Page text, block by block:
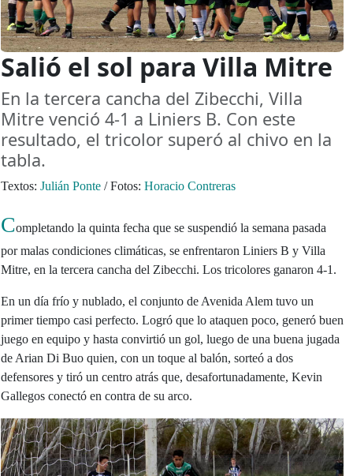
Salió el sol para Villa Mitre
En la tercera cancha del Zibecchi, Villa
Mitre venció 4-1 a Liniers B. Con este
resultado, el tricolor superó al chivo en la
tabla.
Textos: Julián Ponte /Fotos: Horacio Contreras
Completando la quinta fecha que se suspendió la semana pasada
por malas condiciones climáticas, se enfrentaron Liniers B y Villa
Mitre, en la tercera cancha del Zibecchi. Los tricolores ganaron 4-1.
En un día frío y nublado, el conjunto de Avenida Alem tuvo un
primer tiempo casi perfecto. Logró que lo ataquen poco, generó buen
juego en equipo y hasta convirtió un gol, luego de una buena jugada
de Arian Di Buo quien, con un toque al balón, sorteó a dos
defensores y tiró un centro atrás que, desafortunadamente, Kevin
Gallegos conectó en contra de su arco.